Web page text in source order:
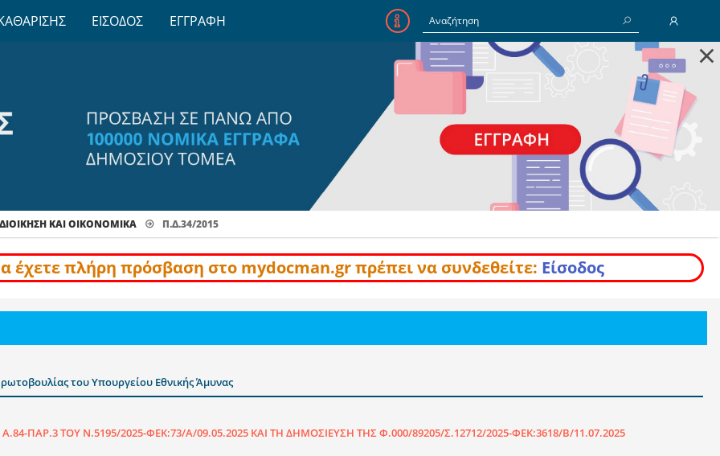
ΕΙΣΟΔΟΣ ΕΓΓΡΑΦΗ
E-Mail
Κωδικός
Να με θυμάσαι
×
ΔΙΟΊΚΗΣΗ ΚΑΙ ΟΙΚΟΝΟΜΙΚΆ Π.Δ.34/2015
έχετε πλήρη πρόσβαση στο mydocman.gr πρέπει να συνδεθείτε: Είσοδος
του Υπουργείου Εθνικής Άμυνας
ΠΑΡ.3 ΤΟΥ Ν.5195/2025-ΦΕΚ:73/Α/09.05.2025 ΚΑΙ ΤΗ ΔΗΜΟΣΙΕΥΣΗ ΤΗΣ Φ.000/89205/Σ.12712/2025-ΦΕΚ:3618/Β/11.07.2025